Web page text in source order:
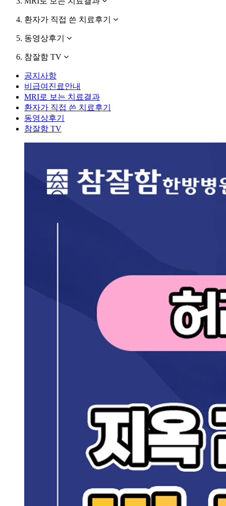
환자가 직접 쓴 치료후기
동영상후기
참잘함 TV
공지사항
비급여진료안내
MRI로 보는 치료결과
환자가 직접 쓴 치료후기
동영상후기
참잘함 TV